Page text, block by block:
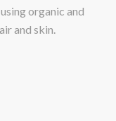
organic and
and skin.